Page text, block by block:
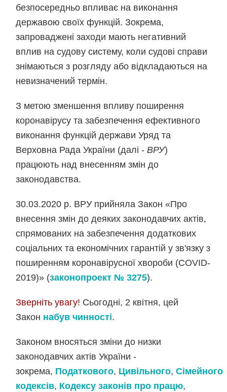
безпосередньо впливає на виконання
державою своїх функцій. Зокрема,
запроваджені заходи мають негативний
вплив на судову систему, коли судові справи
знімаються з розгляду або відкладаються на
невизначений термін.
З метою зменшення впливу поширення
коронавірусу та забезпечення ефективного
виконання функцій держави Уряд та
Верховна Рада України (далі -ВРУ)
працюють над внесенням змін до
законодавства.
30.03.2020 р. ВРУ прийняла Закон «Про
внесення змін до деяких законодавчих актів,
спрямованих на забезпечення додаткових
соціальних та економічних гарантій у зв'язку з
поширенням коронавірусної хвороби (COVID-
2019)» (законопроект № 3275).
Зверніть увагу! Сьогодні, 2 квітня, цей
Закон набув чинності.
Законом вносяться зміни до низки
законодавчих актів України -
зокрема, Податкового, Цивільного,Сімейного
кодексів, Кодексу законів про працю,